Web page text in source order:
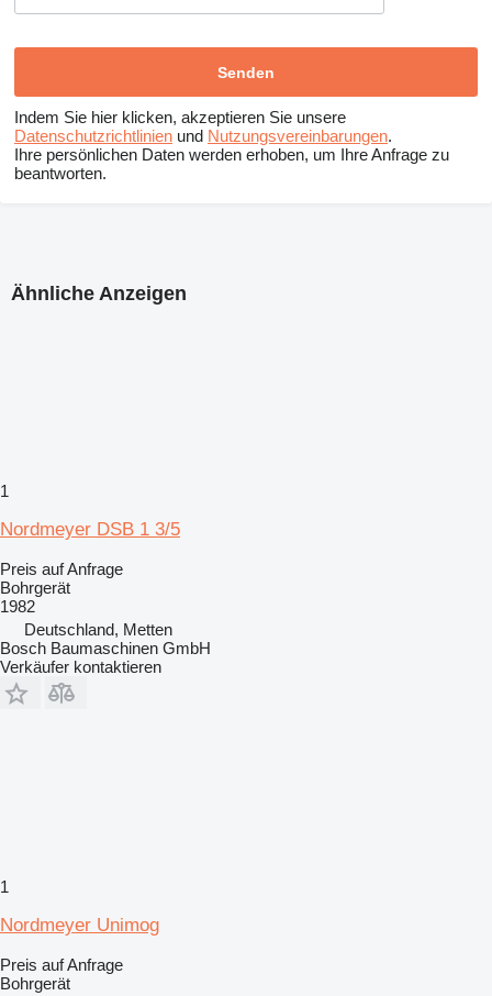
Indem Sie hier klicken, akzeptieren Sie unsere
Datenschutzrichtlinien und Nutzungsvereinbarungen.
Ihre persönlichen Daten werden erhoben, um Ihre Anfrage zu
beantworten.
Ähnliche Anzeigen
1
Nordmeyer DSB 1 3/5
Preis auf Anfrage
Bohrgerät
1982
Deutschland, Metten
Bosch Baumaschinen GmbH
Verkäufer kontaktieren
1
Nordmeyer Unimog
Preis auf Anfrage
Bohrgerät